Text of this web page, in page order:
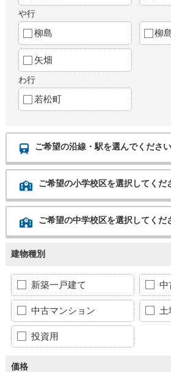
や行
柳島 柳
矢畑
わ行
若松町
ご希望の沿線・駅を選んでください
ご希望の小学校区を選択してくだ
ご希望の中学校区を選択してくだ
建物種別
新築一戸建て 中
中古マンション 土
投資用
価格